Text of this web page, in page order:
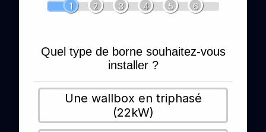
1 2 3 4 5 6
Quel type de borne souhaitez-vous
installer ?
Une wallbox en triphasé
(22kW)